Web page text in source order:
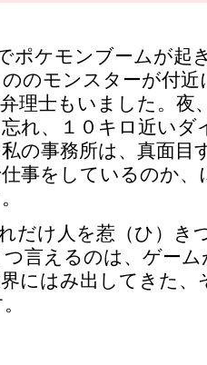
ポケモンブームが起
のモンスターが付
理士もいました。夜
れ、１０キロ近い
の事務所は、真面目
事をしているのか
だけ人を惹（ひ）き
言えるのは、ゲー
にはみ出してきた、